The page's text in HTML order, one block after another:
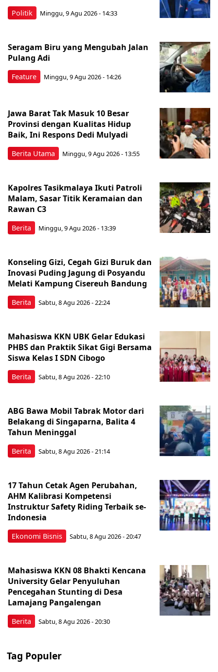
Politik Minggu, 9 Agu 2026 - 14:33
Feature
Seragam Biru yang Mengubah Jalan
Pulang Adi
Minggu, 9 Agu 2026 - 14:26
Berita Utama
Jawa Barat Tak Masuk 10 Besar
Provinsi dengan Kualitas Hidup
Baik, Ini Respons Dedi Mulyadi
Minggu, 9 Agu 2026 - 13:55
Berita
Kapolres Tasikmalaya Ikuti Patroli
Malam, Sasar Titik Keramaian dan
Rawan C3
Minggu, 9 Agu 2026 - 13:39
Berita
Konseling Gizi, Cegah Gizi Buruk dan
Inovasi Puding Jagung di Posyandu
Melati Kampung Cisereuh Bandung
Sabtu, 8 Agu 2026 - 22:24
Berita
Mahasiswa KKN UBK Gelar Edukasi
PHBS dan Praktik Sikat Gigi Bersama
Siswa Kelas I SDN Cibogo
Sabtu, 8 Agu 2026 - 22:10
Berita
ABG Bawa Mobil Tabrak Motor dari
Belakang di Singaparna, Balita 4
Tahun Meninggal
Sabtu, 8 Agu 2026 - 21:14
Ekonomi Bisnis
17 Tahun Cetak Agen Perubahan,
AHM Kalibrasi Kompetensi
Instruktur Safety Riding Terbaik se-
Indonesia
Sabtu, 8 Agu 2026 - 20:47
Berita
Mahasiswa KKN 08 Bhakti Kencana
University Gelar Penyuluhan
Pencegahan Stunting di Desa
Lamajang Pangalengan
Sabtu, 8 Agu 2026 - 20:30
Tag Populer